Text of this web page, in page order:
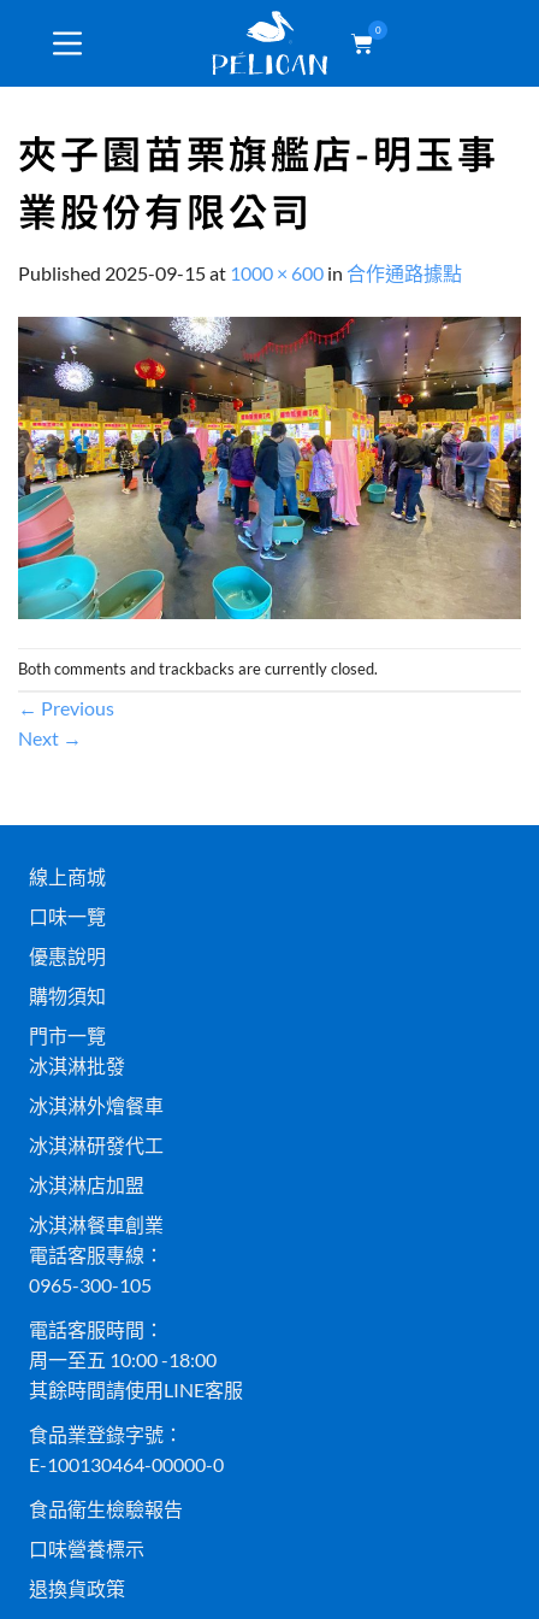
0
夾子園苗栗旗艦店-明玉事
業股份有限公司
Published 2025-09-15at 1000 × 600 in 合作通路據點
Both comments and trackbacks are currently closed.
← Previous
Next →
線上商城
口味一覽
優惠說明
購物須知
門市一覽
冰淇淋批發
冰淇淋外燴餐車
冰淇淋研發代工
冰淇淋店加盟
冰淇淋餐車創業
電話客服專線：
0965-300-105
電話客服時間：
周一至五 10:00 -18:00
其餘時間請使用LINE客服
食品業登錄字號：
E-100130464-00000-0
食品衛生檢驗報告
口味營養標示
退換貨政策